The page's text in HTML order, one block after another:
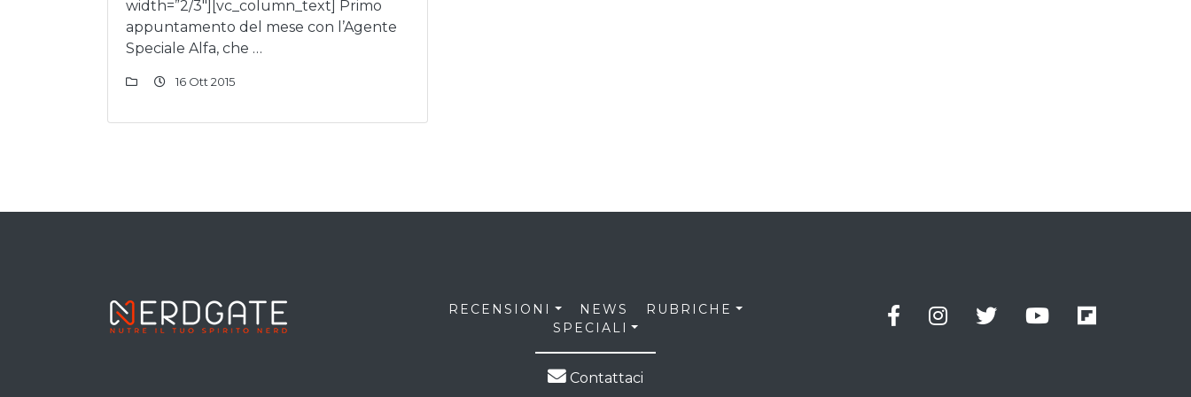
width=”2/3″][vc_column_text] Primo
appuntamento del mese con l’Agente
Speciale Alfa, che …
16 Ott 2015
RECENSIONI NEWS
RUBRICHE
SPECIALI
Contattaci